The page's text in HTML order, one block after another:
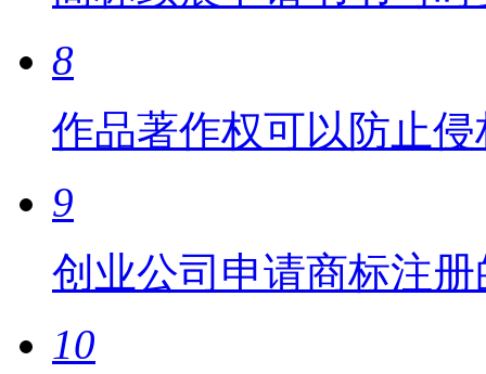
8
作品著作权可以防止
9
创业公司申请商标注
10